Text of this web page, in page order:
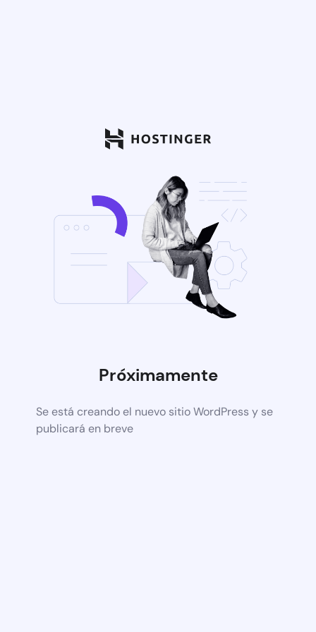
Próximamente
Se está creando el nuevo sitio WordPress y se
publicará en breve